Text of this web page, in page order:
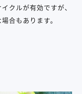
クルが有効ですが、
合もあります。